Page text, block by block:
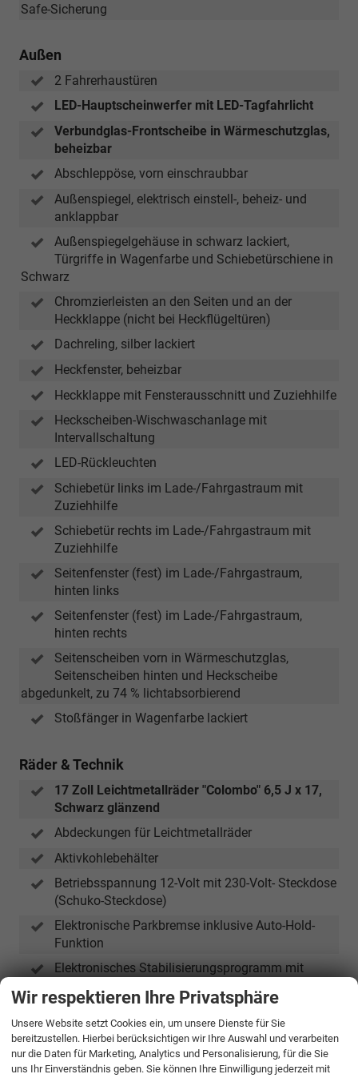
Safe-Sicherung
Außen
2 Fahrerhaustüren
LED-Hauptscheinwerfer mit LED-Tagfahrlicht
Verbundglas-Frontscheibe in Wärmeschutzglas,
beheizbar
Abschleppöse, vorn einschraubbar
Außenspiegel, elektrisch einstell-, beheiz- und
anklappbar
Außenspiegelgehäuse in schwarz lackiert,
Türgriffe in Wagenfarbe und Schiebetürschiene in
Schwarz
Chromzierleisten an den Seiten und an der
Heckklappe (nicht bei Heckflügeltüren)
Dachreling, silber lackiert
Heckfenster, beheizbar
Heckklappe mit Fensterausschnitt und Zuziehhilfe
Heckscheiben-Wischwaschanlage mit
Intervallschaltung
LED-Rückleuchten
Schiebetür links im Lade-/Fahrgastraum mit
Zuziehhilfe
Schiebetür rechts im Lade-/Fahrgastraum mit
Zuziehhilfe
Seitenfenster (fest) im Lade-/Fahrgastraum,
hinten links
Seitenfenster (fest) im Lade-/Fahrgastraum,
hinten rechts
Seitenscheiben vorn in Wärmeschutzglas,
Seitenscheiben hinten und Heckscheibe
abgedunkelt, zu 74 % lichtabsorbierend
Stoßfänger in Wagenfarbe lackiert
Räder & Technik
17 Zoll Leichtmetallräder "Colombo" 6,5 J x 17,
Schwarz glänzend
Abdeckungen für Leichtmetallräder
Aktivkohlebehälter
Betriebsspannung 12-Volt mit 230-Volt- Steckdose
(Schuko-Steckdose)
Elektronische Parkbremse inklusive Auto-Hold-
Funktion
Elektronisches Stabilisierungsprogramm mit
HU/AU neu
Ladekabel Mode 2 Typ2 / E+F (10A)
(Netzladekabel für Haushalts-Steckdose)
Wir respektieren Ihre Privatsphäre
Unsere Website setzt Cookies ein, um unsere Dienste für Sie
bereitzustellen. Hierbei berücksichtigen wir Ihre Auswahl und verarbeiten
nur die Daten für Marketing, Analytics und Personalisierung, für die Sie
uns Ihr Einverständnis geben. Sie können Ihre Einwilligung jederzeit mit